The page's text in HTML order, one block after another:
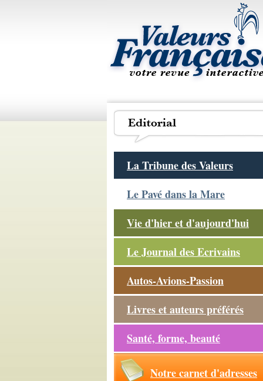
La Tribune des Valeurs
Le Pavé dans la Mare
Vie d'hier et d'aujourd'hui
Le Journal des Ecrivains
Autos-Avions-Passion
Livres et auteurs préférés
Santé, forme, beauté
Notre carnet d'adresses